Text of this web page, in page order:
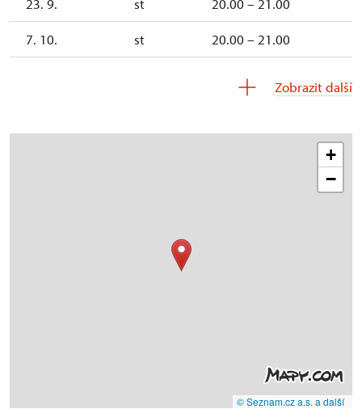
23. 9. st 20.00 – 21.00
7. 10. st 20.00 – 21.00
20.00 – 21.00
Zobrazit další
+
−
© Seznam.cz a.s. a další